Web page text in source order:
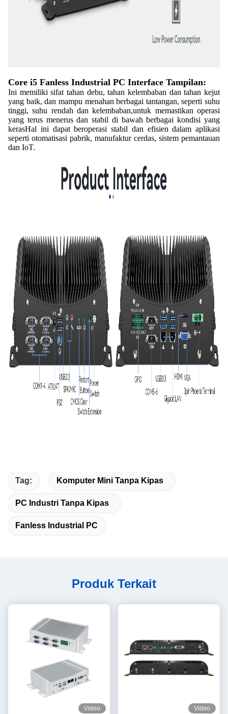
Core i5 Fanless Industrial PC Interface Tampilan:
Ini memiliki sifat tahan debu, tahan kelembaban dan tahan kejut
yang baik, dan mampu menahan berbagai tantangan, seperti suhu
tinggi, suhu rendah dan kelembaban,untuk memastikan operasi
yang terus menerus dan stabil di bawah berbagai kondisi yang
kerasHal ini dapat beroperasi stabil dan efisien dalam aplikasi
seperti otomatisasi pabrik, manufaktur cerdas, sistem pemantauan
dan IoT.
Tag: Komputer Mini Tanpa Kipas
PC Industri Tanpa Kipas
Fanless Industrial PC
Produk Terkait
Video Video